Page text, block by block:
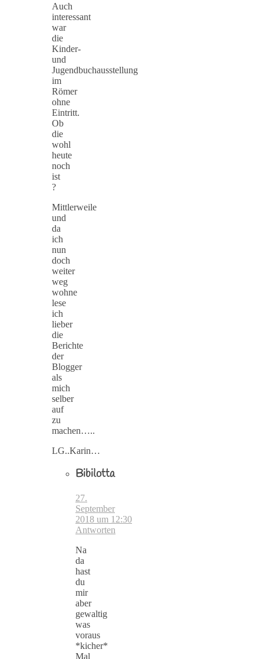
Auch
interessant
war
die
Kinder-
und
Jugendbuchausstellung
im
Römer
ohne
Eintritt.
Ob
die
wohl
heute
noch
ist
?
Mittlerweile
und
da
ich
nun
doch
weiter
weg
wohne
lese
ich
lieber
die
Berichte
der
Blogger
als
mich
selber
auf
zu
machen…..
LG..Karin…
Bibilotta
27.
September
2018 um 12:30
Antworten
Na
da
hast
du
mir
aber
gewaltig
was
voraus
*kicher*
Mal